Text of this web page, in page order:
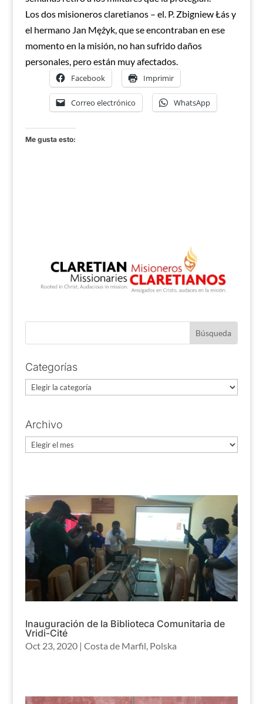
Los dos misioneros claretianos – el. P. Zbigniew Łás y
el hermano Jan Mężyk, que se encontraban en ese
momento en la misión, no han sufrido daños
personales, pero están muy afectados.
Facebook Imprimir
Correo electrónico WhatsApp
Me gusta esto:
Categorías
Categorías
Archivo
Archivo
Inauguración de la Biblioteca Comunitaria de
Vridi-Cité
Oct 23, 2020| Costa de Marfil, Polska